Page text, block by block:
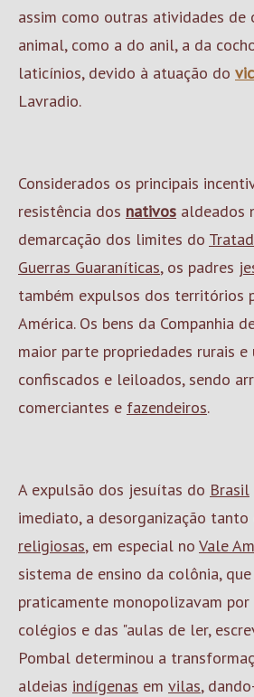
assim como outras atividades de
animal, como a do anil, a da
laticínios, devido à atuação do
Lavradio.
Considerados os principais
resistência dos nativos aldeados
demarcação dos limites do
Guerras Guaraníticas, os padres
também expulsos dos territórios
América. Os bens da Companhia
maior parte propriedades rurais e
confiscados e leiloados, sendo
comerciantes e fazendeiros.
A expulsão dos jesuítas do Brasil
imediato, a desorganização tanto
religiosas, em especial no Vale
sistema de ensino da colônia,
praticamente monopolizavam por
colégios e das "aulas de ler,
Pombal determinou a
aldeias indígenas em vilas,